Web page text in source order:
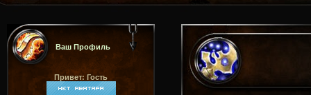
Ваш Профиль
Привет: Гость